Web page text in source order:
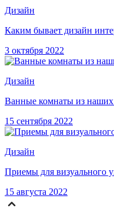
Дизайн
Каким бывает дизайн
3 октября 2022
Дизайн
Ванные комнаты из наших
15 сентября 2022
Дизайн
Приемы для визуального
15 августа 2022